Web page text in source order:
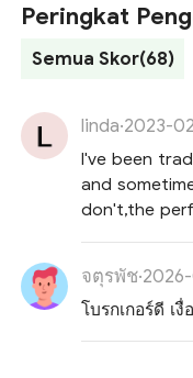
Peringkat
Semua Skor(68)
linda·2023-
I've been
and
don't,the
จตุรพัช·
โบรกเกอร์ดี เ